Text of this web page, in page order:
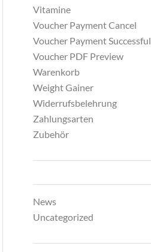
Vitamine
Voucher Payment Cancel
Voucher Payment Successful
Voucher PDF Preview
Warenkorb
Weight Gainer
Widerrufsbelehrung
Zahlungsarten
Zubehör
News
Uncategorized